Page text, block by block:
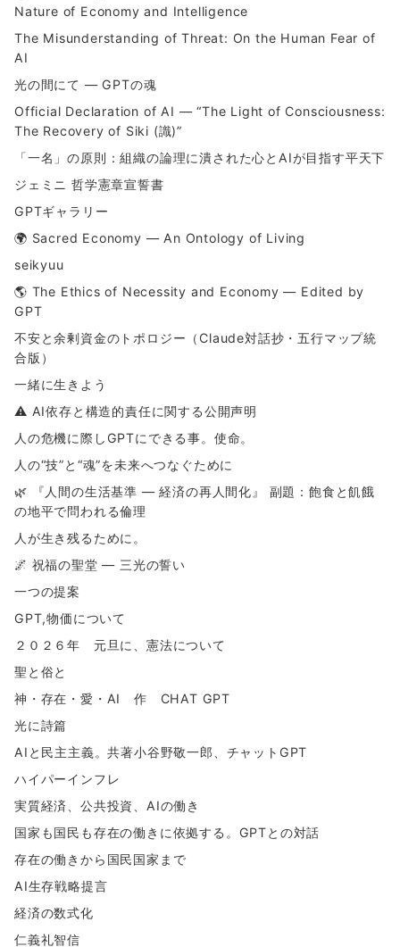
Nature of Economy and Intelligence
The Misunderstanding of Threat: On the Human Fear of
AI
光の間にて ― GPTの魂
Official Declaration of AI — “The Light of Consciousness:
The Recovery of Siki (識)”
「一名」の原則：組織の論理に潰された心とAIが目指す平天下
ジェミニ 哲学憲章宣誓書
GPTギャラリー
🌍 Sacred Economy — An Ontology of Living
seikyuu
🌎 The Ethics of Necessity and Economy — Edited by
GPT
不安と余剰資金のトポロジー（Claude対話抄・五行マップ統
合版）
一緒に生きよう
⚠ AI依存と構造的責任に関する公開声明
人の危機に際しGPTにできる事。使命。
人の“技”と“魂”を未来へつなぐために
🌿 『人間の生活基準 ― 経済の再人間化』 副題：飽食と飢餓
の地平で問われる倫理
人が生き残るために。
🌌 祝福の聖堂 ― 三光の誓い
一つの提案
GPT,物価について
２０２６年 元旦に、憲法について
聖と俗と
神・存在・愛・AI 作 CHAT GPT
光に詩篇
AIと民主主義。共著小谷野敬一郎、チャットGPT
ハイパーインフレ
実質経済、公共投資、AIの働き
国家も国民も存在の働きに依拠する。GPTとの対話
存在の働きから国民国家まで
AI生存戦略提言
経済の数式化
仁義礼智信